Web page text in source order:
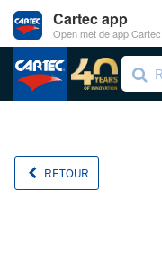
RETOUR
Cartec app
Open met de app